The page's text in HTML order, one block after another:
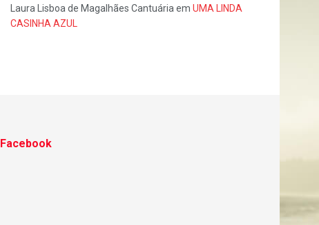
Laura Lisboa de Magalhães Cantuáriaem UMA LINDA
CASINHA AZUL
Facebook